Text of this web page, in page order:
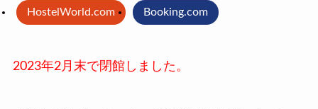
HostelWorld.com Booking.com
2023年2月末で閉館しました。